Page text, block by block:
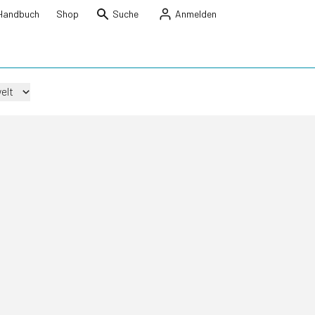
Shop Suche Anmelden